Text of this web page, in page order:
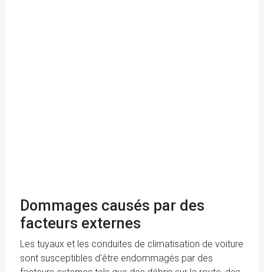
Dommages causés par des
facteurs externes
Les tuyaux et les conduites de climatisation de voiture
sont susceptibles d'être endommagés par des